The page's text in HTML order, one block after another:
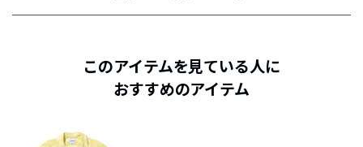
このアイテムを見ている人に
おすすめのアイテム